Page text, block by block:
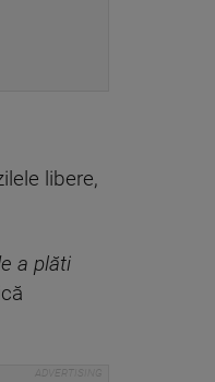
libere,
a plăti